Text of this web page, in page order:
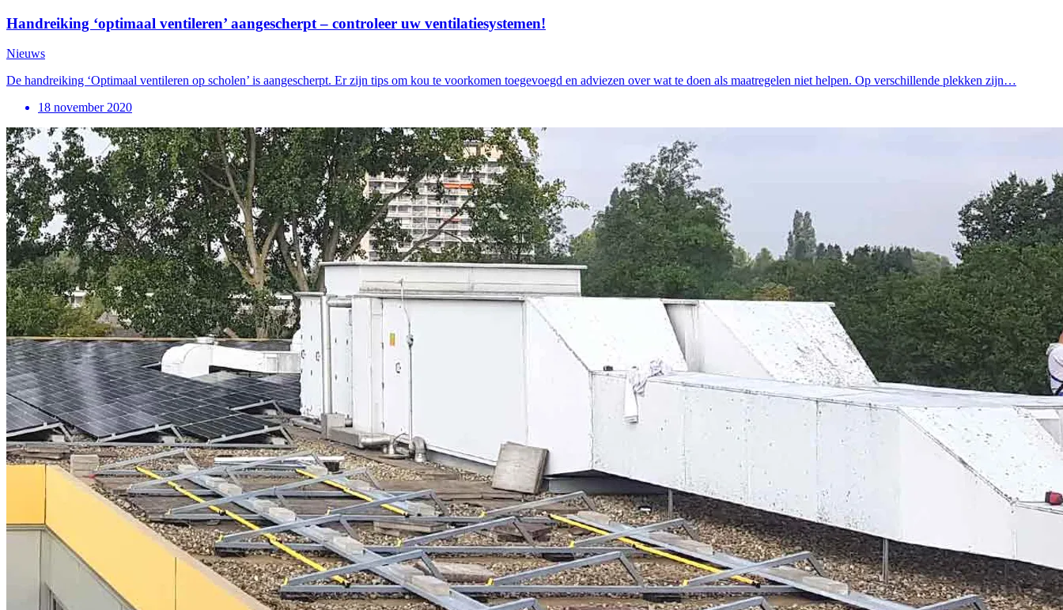
Handreiking ‘optimaal ventileren’ aangescherpt – controleer uw ventilatiesystemen!
Nieuws
De handreiking ‘Optimaal ventileren op scholen’ is aangescherpt. Er zijn tips om kou te voorkomen toegevoegd en adviezen over wat te doen als maatregelen niet helpen. Op verschillende plekken zijn…
18 november 2020